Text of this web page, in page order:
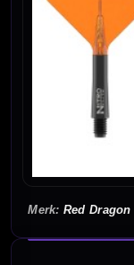
Red Dragon